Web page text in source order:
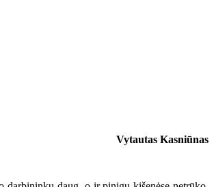
Vytautas Kasniūnas